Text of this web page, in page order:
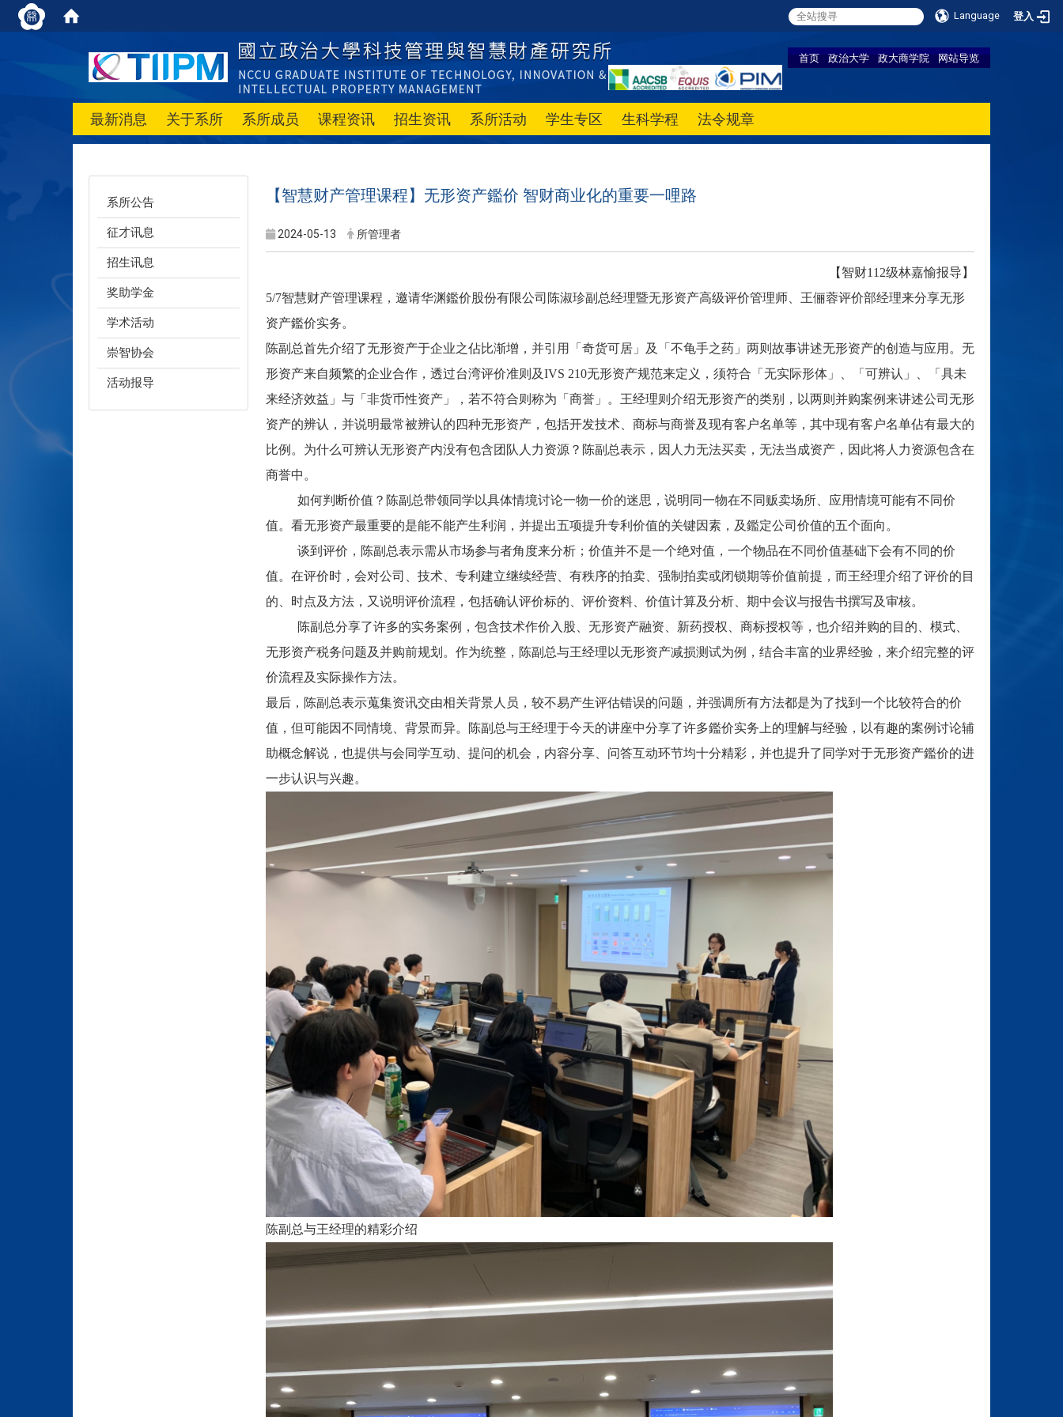
Language 登入
首页 政治大学 政大商学院 网站导览
最新消息 关于系所 系所成员 课程资讯 招生资讯 系所活动 学生专区 生科学程 法令规章
系所公告
征才讯息
招生讯息
奖助学金
学术活动
崇智协会
活动报导
【智慧财产管理课程】无形资产鑑价 智财商业化的重要一哩路
2024-05-13 所管理者
【智财112级林嘉愉报导】
5/7智慧财产管理课程，邀请华渊鑑价股份有限公司陈淑珍副总经理暨无形资产高级评价管理师、王俪蓉评价部经理来分享无形
资产鑑价实务。
陈副总首先介绍了无形资产于企业之佔比渐增，并引用「奇货可居」及「不龟手之药」两则故事讲述无形资产的创造与应用。无
形资产来自频繁的企业合作，透过台湾评价准则及IVS 210无形资产规范来定义，须符合「无实际形体」、「可辨认」、「具未
来经济效益」与「非货币性资产」，若不符合则称为「商誉」。王经理则介绍无形资产的类别，以两则并购案例来讲述公司无形
资产的辨认，并说明最常被辨认的四种无形资产，包括开发技术、商标与商誉及现有客户名单等，其中现有客户名单佔有最大的
比例。为什么可辨认无形资产内没有包含团队人力资源？陈副总表示，因人力无法买卖，无法当成资产，因此将人力资源包含在
商誉中。
如何判断价值？陈副总带领同学以具体情境讨论一物一价的迷思，说明同一物在不同贩卖场所、应用情境可能有不同价
值。看无形资产最重要的是能不能产生利润，并提出五项提升专利价值的关键因素，及鑑定公司价值的五个面向。
谈到评价，陈副总表示需从市场参与者角度来分析；价值并不是一个绝对值，一个物品在不同价值基础下会有不同的价
值。在评价时，会对公司、技术、专利建立继续经营、有秩序的拍卖、强制拍卖或闭锁期等价值前提，而王经理介绍了评价的目
的、时点及方法，又说明评价流程，包括确认评价标的、评价资料、价值计算及分析、期中会议与报告书撰写及审核。
陈副总分享了许多的实务案例，包含技术作价入股、无形资产融资、新药授权、商标授权等，也介绍并购的目的、模式、
无形资产税务问题及并购前规划。作为统整，陈副总与王经理以无形资产减损测试为例，结合丰富的业界经验，来介绍完整的评
价流程及实际操作方法。
最后，陈副总表示蒐集资讯交由相关背景人员，较不易产生评估错误的问题，并强调所有方法都是为了找到一个比较符合的价
值，但可能因不同情境、背景而异。陈副总与王经理于今天的讲座中分享了许多鑑价实务上的理解与经验，以有趣的案例讨论辅
助概念解说，也提供与会同学互动、提问的机会，内容分享、问答互动环节均十分精彩，并也提升了同学对于无形资产鑑价的进
一步认识与兴趣。
陈副总与王经理的精彩介绍